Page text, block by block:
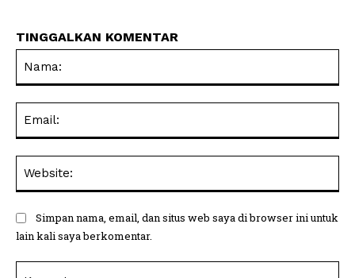
TINGGALKAN KOMENTAR
Simpan nama, email, dan situs web saya di browser ini untuk
lain kali saya berkomentar.